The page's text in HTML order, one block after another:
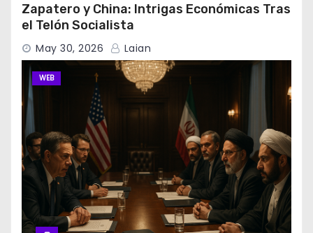
Zapatero y China: Intrigas Económicas Tras
el Telón Socialista
May 30, 2026 Laian
WEB